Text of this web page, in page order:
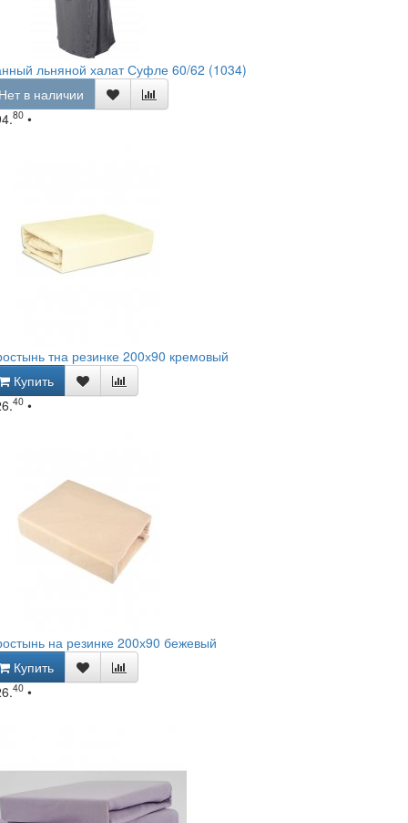
льняной халат Суфле 60/62 (1034)
в наличии
80 •
тна резинке 200х90 кремовый
Купить
40 •
на резинке 200х90 бежевый
Купить
40 •